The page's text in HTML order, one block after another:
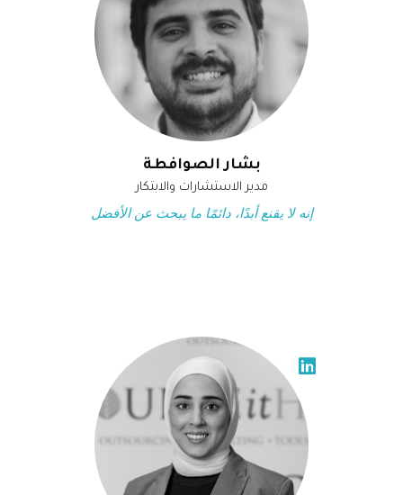
بشار الصوافطة
مدير الاستشارات والابتكار
إنه لا يقنع أبدًا، دائمًا ما يبحث عن الأفضل